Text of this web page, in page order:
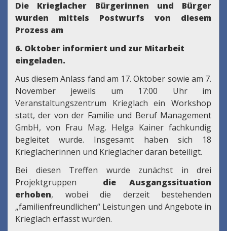
Die Krieglacher Bürgerinnen und Bürger
wurden mittels Postwurfs von diesem
Prozess am
6. Oktober informiert und zur Mitarbeit
eingeladen.
Aus diesem Anlass fand am 17. Oktober sowie am 7.
November jeweils um 17:00 Uhr im
Veranstaltungszentrum Krieglach ein Workshop
statt, der von der Familie und Beruf Management
GmbH, von Frau Mag. Helga Kainer fachkundig
begleitet wurde. Insgesamt haben sich 18
Krieglacherinnen und Krieglacher daran beteiligt.
Bei diesen Treffen wurde zunächst in drei
Projektgruppen die Ausgangssituation
erhoben, wobei die derzeit bestehenden
„familienfreundlichen“ Leistungen und Angebote in
Krieglach erfasst wurden.